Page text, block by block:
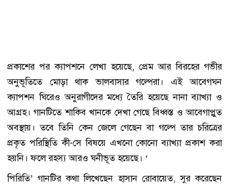
প্রকাশের পর ক্যাপশনে লেখা হয়েছে, প্রেম আর বিরহের গভীর
অনুভূতিতে মোড়া থাক ভালবাসার গল্পেরা। এই আবেগঘন
ক্যাপশন ঘিরেও অনুরাগীদের মধ্যে তৈরি হয়েছে নানা ব্যাখ্যা ও
আগ্রহ। গানটিতে শাকিব খানকে দেখা গেছে বিধ্বস্ত ও আবেগাপ্লুত
অবস্থায়। তবে তিনি কেন জেলে গেছেন বা গল্পে তার চরিত্রের
প্রকৃত পরিস্থিতি কী-সে বিষয়ে এখনো কোনো ব্যাখ্যা প্রকাশ করা
হয়নি। ফলে রহস্য আরও ঘনীভূত হয়েছে। ‘
পিরিতি’ গানটির কথা লিখেছেন হাসান রোবায়েত, সুর করেছেন